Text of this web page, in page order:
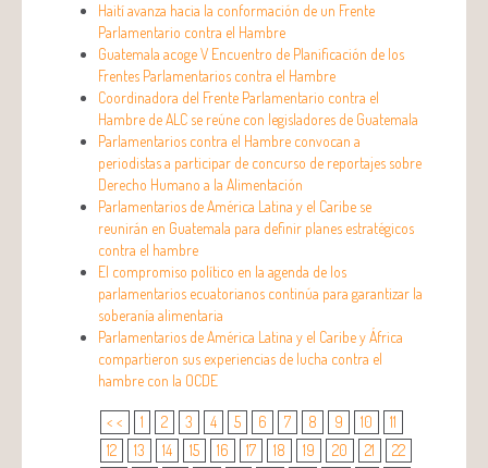
Haití avanza hacia la conformación de un Frente
Parlamentario contra el Hambre
Guatemala acoge V Encuentro de Planificación de los
Frentes Parlamentarios contra el Hambre
Coordinadora del Frente Parlamentario contra el
Hambre de ALC se reúne con legisladores de Guatemala
Parlamentarios contra el Hambre convocan a
periodistas a participar de concurso de reportajes sobre
Derecho Humano a la Alimentación
Parlamentarios de América Latina y el Caribe se
reunirán en Guatemala para definir planes estratégicos
contra el hambre
El compromiso político en la agenda de los
parlamentarios ecuatorianos continúa para garantizar la
soberanía alimentaria
Parlamentarios de América Latina y el Caribe y África
compartieron sus experiencias de lucha contra el
hambre con la OCDE
< < 1 2 3 4 5 6 7 8 9 10
11
12
13 14 15 16 17 18 19 20 21
22